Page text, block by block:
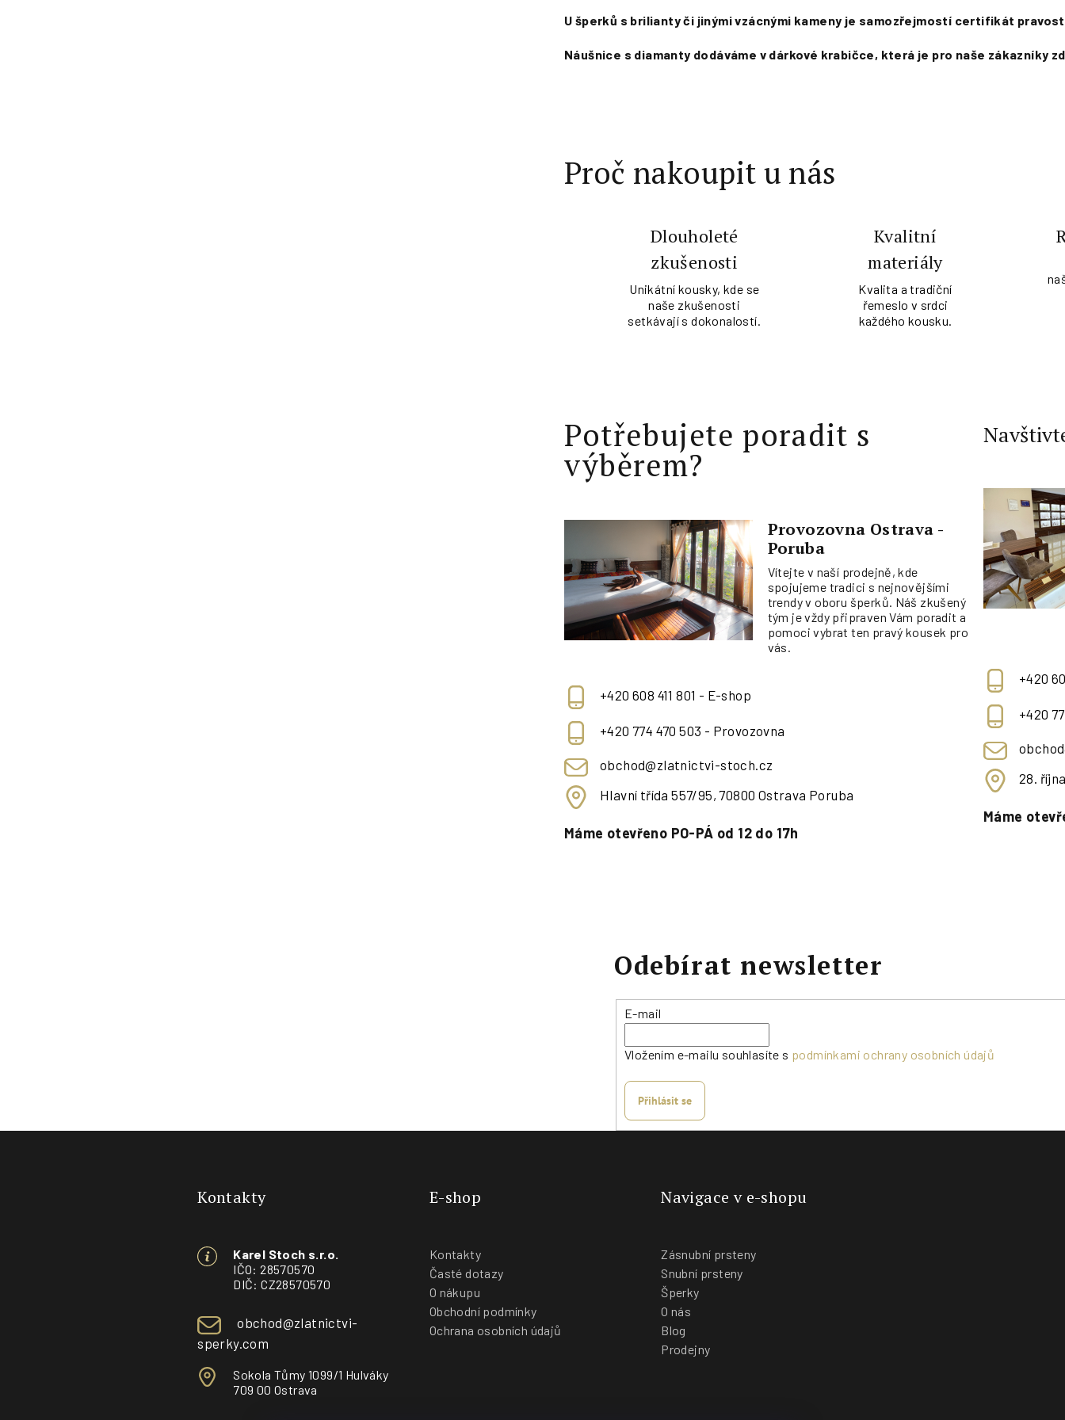
U šperků s brilianty či jinými vzácnými kameny je samozřejmostí certifikát
Náušnice s diamanty dodáváme v dárkové krabičce, která je pro naše zákazníky
Proč nakoupit u nás
Dlouholeté
zkušenosti
Unikátní kousky, kde se
naše zkušenosti
setkávají s dokonalostí.
Kvalitní
materiály
Kvalita a tradiční
řemeslo v srdci
každého kousku.
Potřebujete poradit s
výběrem?
Provozovna Ostrava -
Poruba
Vítejte v naší prodejně, kde
spojujeme tradici s nejnovějšími
trendy v oboru šperků. Náš zkušený
tým je vždy připraven Vám poradit a
pomoci vybrat ten pravý kousek pro
vás.
+420 608 411 801 - E-shop
+420 774 470 503 - Provozovna
obchod@zlatnictvi-stoch.cz
Hlavní třída 557/95, 70800 Ostrava Poruba
Máme otevřeno PO-PÁ od 12 do 17h
+420
+420
28.
Máme
Odebírat newsletter
E-mail
Vložením e-mailu souhlasíte s podmínkami ochrany osobních údajů
Přihlásit se
Kontakty
Karel Stoch s.r.o.
IČO: 28570570
DIČ: CZ28570570
obchod@zlatnictvi-
sperky.com
Sokola Tůmy 1099/1 Hulváky
709 00 Ostrava
E-shop
Kontakty
Časté dotazy
O nákupu
Obchodní podmínky
Ochrana osobních údajů
Navigace v e-shopu
Zásnubní prsteny
Snubní prsteny
Šperky
O nás
Blog
Prodejny